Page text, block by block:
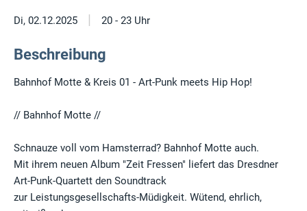
Di, 02.12.2025 | 20 - 23 Uhr
Beschreibung
Bahnhof Motte & Kreis 01 - Art-Punk meets Hip Hop!
// Bahnhof Motte //
Schnauze voll vom Hamsterrad? Bahnhof Motte auch.
Mit ihrem neuen Album "Zeit Fressen" liefert das Dresdner
Art-Punk-Quartett den Soundtrack
zur Leistungsgesellschafts-Müdigkeit. Wütend, ehrlich,